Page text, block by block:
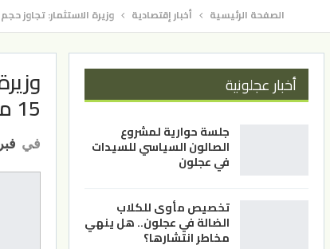
الصفحة الرئيسية أخبار إقتصادية وزيرة الاستثمار: تجاوز حجم
15 مليار دولار
في
أخبار عجلونية
جلسة حوارية لمشروع
الصالون السياسي للسيدات
في عجلون
تخصيص مأوى للكلاب
الضالة في عجلون.. هل ينهي
مخاطر انتشارها؟